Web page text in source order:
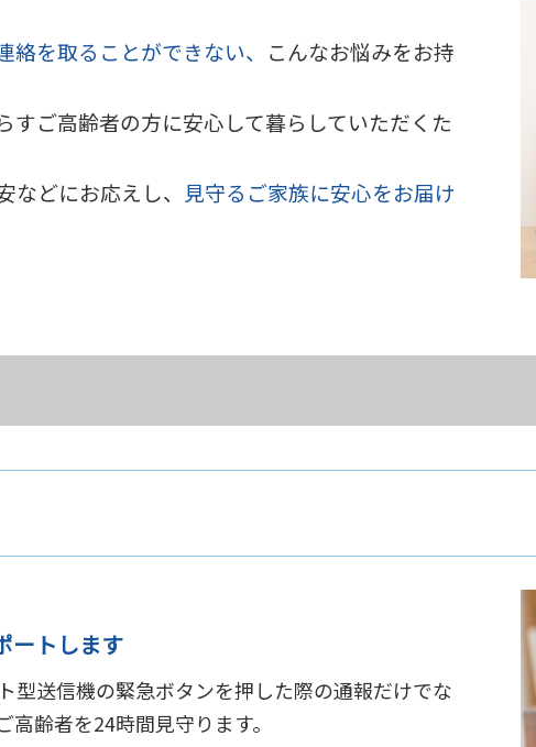
絡を取ることができない、 こんなお悩みをお持
すご高齢者の方に安心して暮らしていただくた
どにお応えし、 見守るご家族に安心をお届け
ートします
型送信機の緊急ボタンを押した際の通報だけでな
齢者を24時間見守ります。